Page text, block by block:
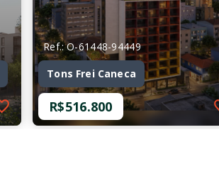
Ref.: O-61448-94449
Tons Frei Caneca
R$516.800